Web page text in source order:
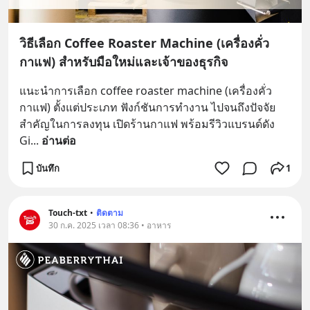
วิธีเลือก Coffee Roaster Machine (เครื่องคั่ว
กาแฟ) สำหรับมือใหม่และเจ้าของธุรกิจ
แนะนำการเลือก coffee roaster machine (เครื่องคั่ว
กาแฟ) ตั้งแต่ประเภท ฟังก์ชันการทำงาน ไปจนถึงปัจจัย
สำคัญในการลงทุน เปิดร้านกาแฟ พร้อมรีวิวแบรนด์ดัง
Gi... อ่านต่อ
บันทึก 1
Touch-txt • ติดตาม
30 ก.ค. 2025 เวลา 08:36 • อาหาร